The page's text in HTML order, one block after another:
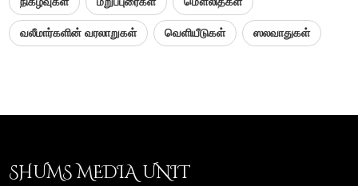
வலீமார்களின் வரலாறுகள் வெளியீடுகள் ஸலவாதுகள்
SHUMS MEDIA UNIT